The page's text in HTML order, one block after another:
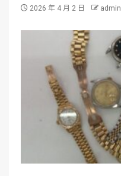
2026 年 4 月 2 日 admin